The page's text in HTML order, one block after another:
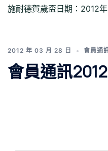
施耐德賀歲盃日期：2012
2012 年 03 月 28 日 會員通
會員通訊